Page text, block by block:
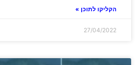
הקליקו לתוכן »
27/04/2022